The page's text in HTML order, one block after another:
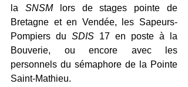
la SNSM lors de stages pointe de
Bretagne et en Vendée, les Sapeurs-
Pompiers du SDIS 17 en poste à la
Bouverie, ou encore avec les
personnels du sémaphore de la Pointe
Saint-Mathieu.